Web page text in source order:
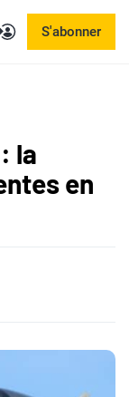
S'abonner
la
en